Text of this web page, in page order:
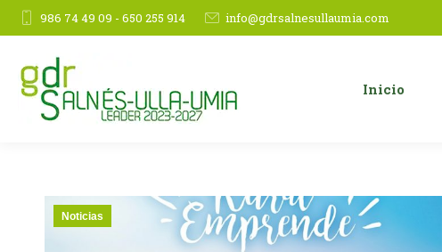
986 74 49 09 - 650 255 914 info@gdrsalnesullaumia.com
Inicio
Noticias